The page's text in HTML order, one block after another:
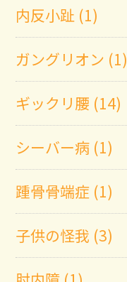
内反小趾 (1)
ガングリオン (1)
ギックリ腰 (14)
シーバー病 (1)
踵骨骨端症 (1)
子供の怪我 (3)